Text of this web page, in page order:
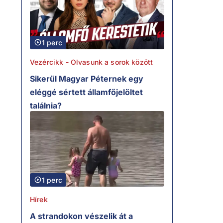
1 perc
Vezércikk - Olvasunk a sorok között
Sikerül Magyar Péternek egy
eléggé sértett államfőjelöltet
találnia?
1 perc
Hírek
A strandokon vészelik át a